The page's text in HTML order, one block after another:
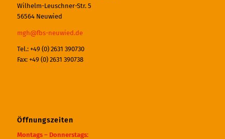
Wilhelm-Leuschner-Str. 5
56564 Neuwied
mgh@fbs-neuwied.de
Tel.: +49 (0) 2631 390730
Fax: +49 (0) 2631 390738
Öffnungszeiten
Montags – Donnerstags: